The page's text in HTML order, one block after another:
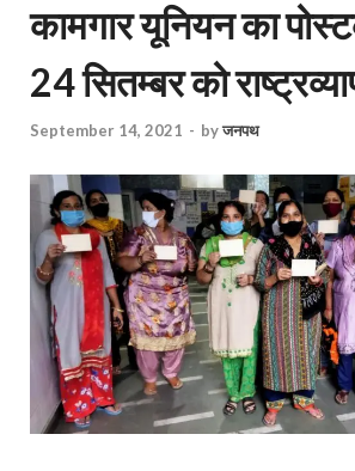
कामगार यूनियन का
24 सितम्बर को
September 14, 2021 - byजनपथ